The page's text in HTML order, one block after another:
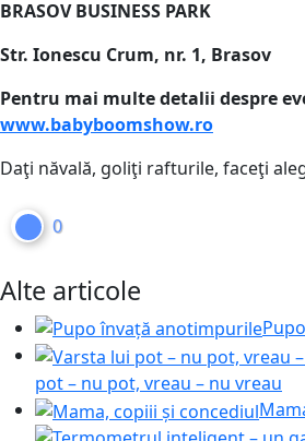
BRASOV BUSINESS PARK
Str. Ionescu Crum, nr. 1, Brasov
Pentru mai multe detalii despre
www.babyboomshow.ro
Daţi năvală, goliţi rafturile, faceţi
0
Alte articole
pot – nu pot, vreau – nu vreau